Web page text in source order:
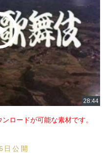
ロードが可能な素材です。
公開